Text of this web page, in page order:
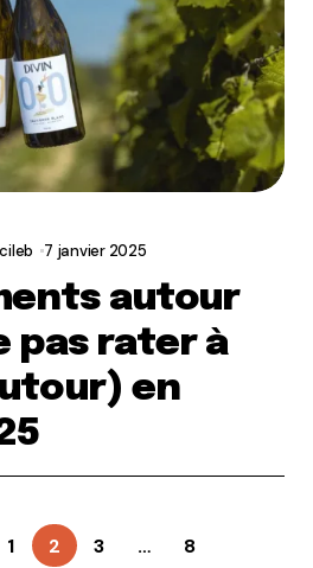
7 janvier 2025
autour
pas rater à
en
1 2 3 …
8